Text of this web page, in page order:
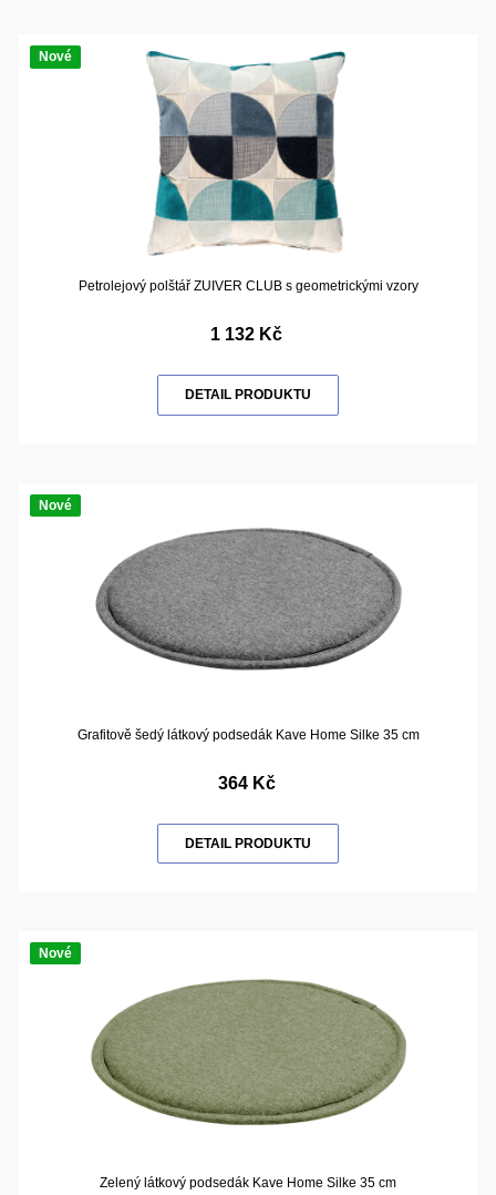
Nové
Petrolejový polštář ZUIVER CLUB s geometrickými vzory
1 132 Kč
DETAIL PRODUKTU
Nové
Grafitově šedý látkový podsedák Kave Home Silke 35 cm
364 Kč
DETAIL PRODUKTU
Nové
Zelený látkový podsedák Kave Home Silke 35 cm